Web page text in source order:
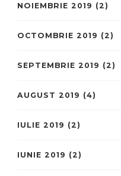
NOIEMBRIE 2019 (2)
OCTOMBRIE 2019 (2)
SEPTEMBRIE 2019 (2)
AUGUST 2019 (4)
IULIE 2019 (2)
IUNIE 2019 (2)